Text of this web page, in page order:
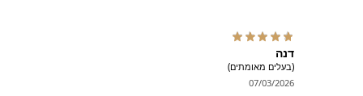
דנה
(בעלים מאומתים)
07/03/2026